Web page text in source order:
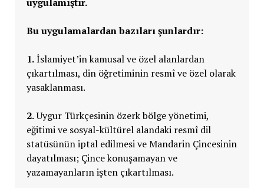
Bu uygulamalardan bazıları şunlardır:
1.İslamiyet’in kamusal ve özel alanlardan
çıkartılması, din öğretiminin resmî ve özel olarak
yasaklanması.
2.Uygur Türkçesinin özerk bölge yönetimi,
eğitimi ve sosyal-kültürel alandaki resmî dil
statüsünün iptal edilmesi ve Mandarin Çincesinin
dayatılması; Çince konuşamayan ve
yazamayanların işten çıkartılması.